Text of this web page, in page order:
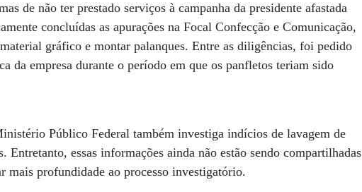
de não ter prestado serviços à campanha da presidente afastada
concluídas as apurações na Focal Confecção e Comunicação,
gráfico e montar palanques. Entre as diligências, foi pedido
da empresa durante o período em que os panfletos teriam sido
Público Federal também investiga indícios de lavagem de
Entretanto, essas informações ainda não estão sendo compartilhadas
mais profundidade ao processo investigatório.